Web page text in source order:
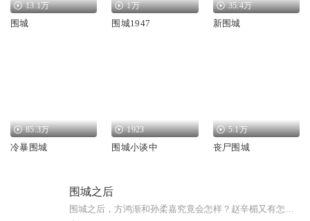
13.1万
围城
1万
围城1947
35.4万
新围城
85.3万
冷暴围城
1923
围城小谈中
5.1万
丧尸围城
围城之后